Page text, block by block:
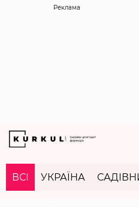
Реклама
ВСІ УКРАЇНА